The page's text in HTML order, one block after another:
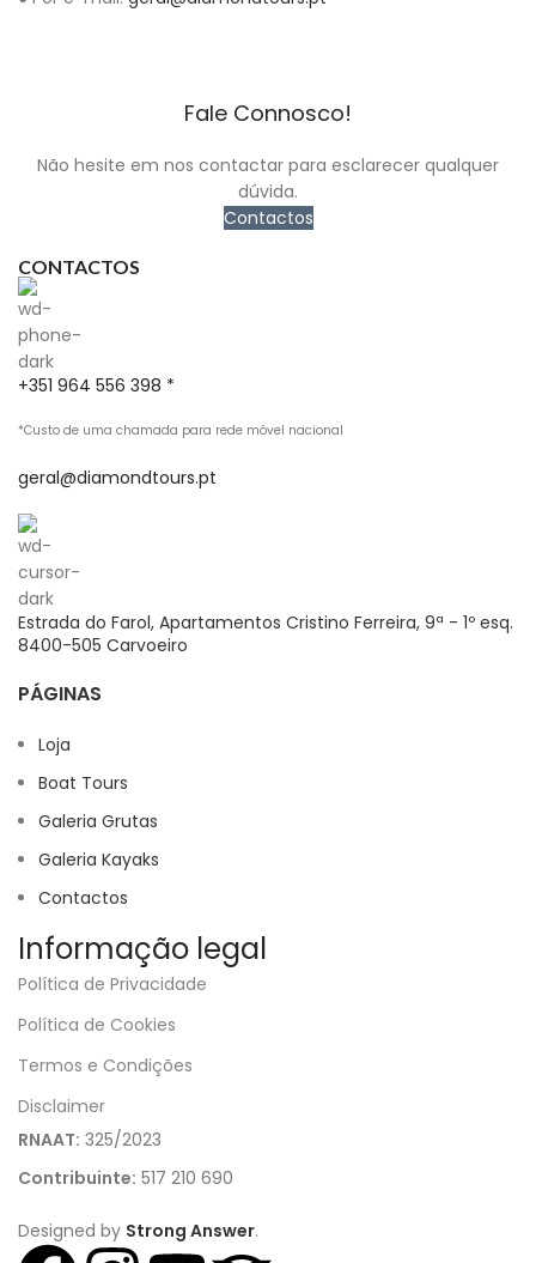
Fale Connosco!
Não hesite em nos contactar para esclarecer qualquer
dúvida.
Contactos
CONTACTOS
+351 964 556 398 *
*Custo de uma chamada para rede móvel nacional
geral@diamondtours.pt
Estrada do Farol, Apartamentos Cristino Ferreira, 9ª - 1º esq.
8400-505 Carvoeiro
PÁGINAS
Loja
Boat Tours
Galeria Grutas
Galeria Kayaks
Contactos
Informação legal
Política de Privacidade
Política de Cookies
Termos e Condições
Disclaimer
RNAAT: 325/2023
Contribuinte: 517 210 690
Designed by Strong Answer.